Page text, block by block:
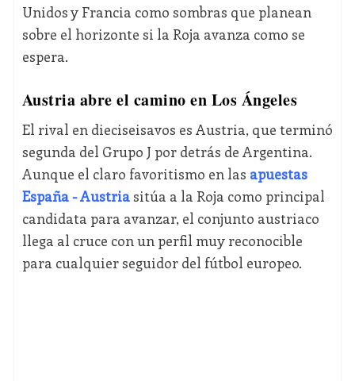
Unidos y Francia como sombras que planean
sobre el horizonte si la Roja avanza como se
espera.
Austria abre el camino en Los Ángeles
El rival en dieciseisavos es Austria, que terminó
segunda del Grupo J por detrás de Argentina.
Aunque el claro favoritismo en las apuestas
España - Austriasitúa a la Roja como principal
candidata para avanzar, el conjunto austriaco
llega al cruce con un perfil muy reconocible
para cualquier seguidor del fútbol europeo.